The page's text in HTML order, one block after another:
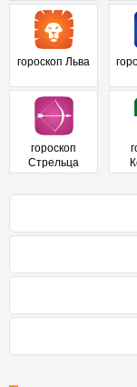
гороскоп Льва
гороскоп
Стрельца